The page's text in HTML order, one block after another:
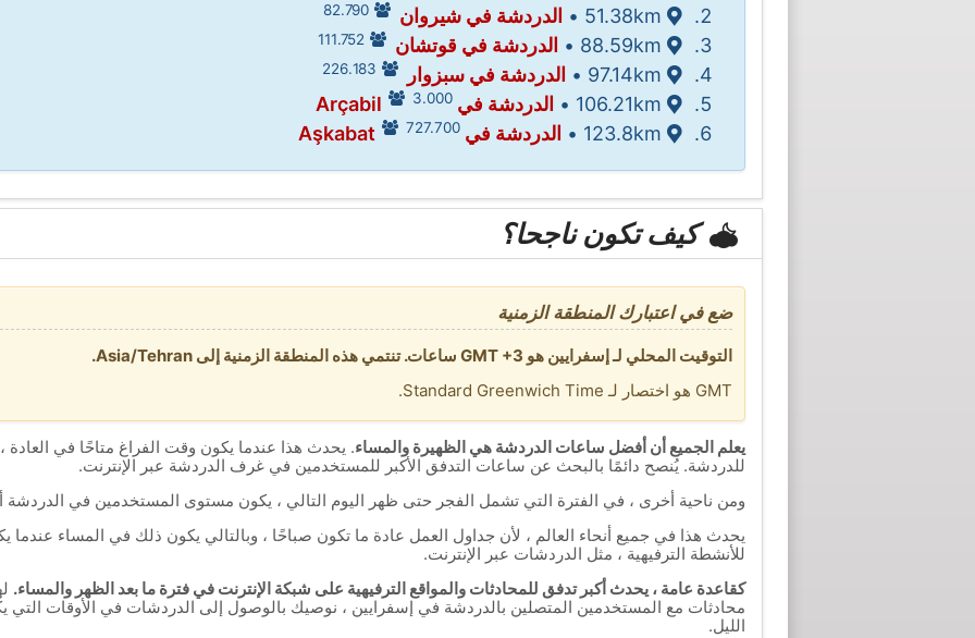
51.38km • الدردشة في شيروان 82.790
88.59km • الدردشة في قوتشان 111.752
97.14km • الدردشة في سبزوار
106.21km • الدردشة في Arçabil3.000
123.8km • الدردشة في Aşkabat727.700
كيف تكون ناجحا؟
ضع في اعتبارك المنطقة الزمنية
التوقيت المحلي لـ إسفرايين هو GMT +3 ساعات. تنتمي هذه المنطقة الزمنية إلى Asia/Tehran.
GMT هو اختصار لـ Standard Greenwich Time.
يعلم الجميع أن أفضل ساعات الدردشة هي الظهيرة والمساء. يحدث هذا عندما يكون وقت الفراغ متاحًا في العادة
للدردشة. يُنصح دائمًا بالبحث عن ساعات التدفق الأكبر للمستخدمين في غرف الدردشة عبر الإنترنت.
ومن ناحية أخرى ، في الفترة التي تشمل الفجر حتى ظهر اليوم التالي ، يكون مستوى المستخدمين في الدردشة
يحدث هذا في جميع أنحاء العالم ، لأن جداول العمل عادة ما تكون صباحًا ، وبالتالي يكون ذلك في المساء
للأنشطة الترفيهية ، مثل الدردشات عبر الإنترنت.
كقاعدة عامة ، يحدث أكبر تدفق للمحادثات والمواقع الترفيهية على شبكة الإنترنت في فترة ما بعد الظهر والمساء.
محادثات مع المستخدمين المتصلين بالدردشة في إسفرايين ، نوصيك بالوصول إلى الدردشات في الأوقات التي
الليل.